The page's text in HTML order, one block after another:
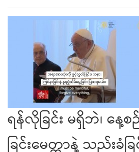
ရန်လိုခြင်း မရှိဘဲ၊ နေ့စ
ခြင်းမေတ္တာနဲ့ သည်းခံခ